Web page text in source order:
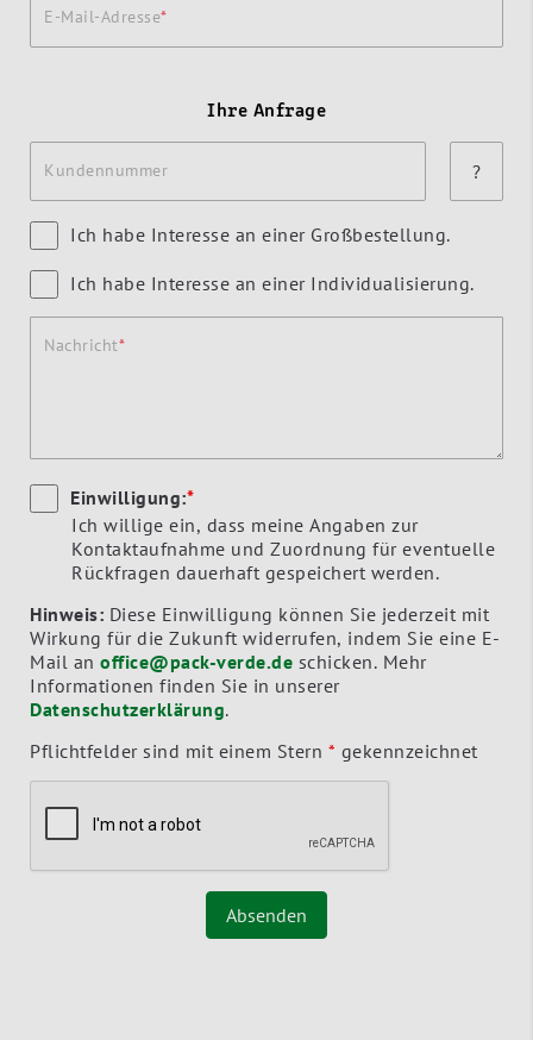
E-Mail-Adresse
Ihre Anfrage
Kundennummer ?
Ich habe Interesse an einer Großbestellung.
Ich habe Interesse an einer Individualisierung.
Nachricht
Einwilligung:*
Ich willige ein, dass meine Angaben zur
Kontaktaufnahme und Zuordnung für eventuelle
Rückfragen dauerhaft gespeichert werden.
Hinweis: Diese Einwilligung können Sie jederzeit mit
Wirkung für die Zukunft widerrufen, indem Sie eine E-
Mail an office@pack-verde.de
Informationen finden Sie in unserer
Datenschutzerklärung.
Pflichtfelder sind mit einem Stern * gekennzeichnet
Absenden